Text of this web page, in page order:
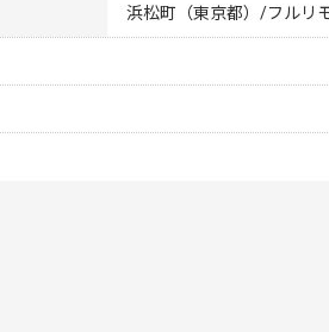
浜松町（東京都）/フルリ